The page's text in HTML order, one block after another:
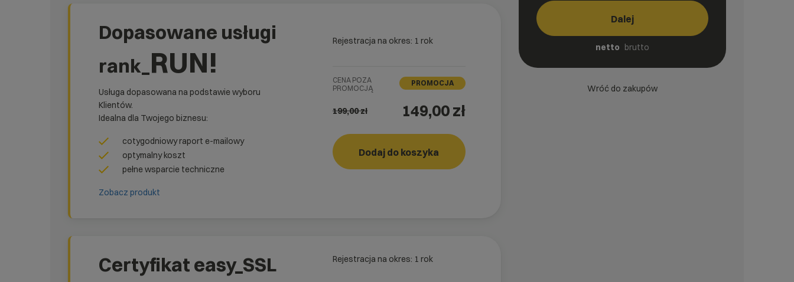
Dopasowane usługi
rank_ RUN!
Usługa dopasowana na podstawie wyboru
Klientów.
Idealna dla Twojego biznesu:
cotygodniowy raport e-mailowy
optymalny koszt
pełne wsparcie techniczne
Zobacz produkt
Rejestracja na okres: 1 rok
CENA POZA
PROMOCJĄ
PROMOCJA
199,00zł 149,00 zł
Dodaj do koszyka rank_RUN!
Certyfikat easy_SSL Rejestracja na okres: 1 rok
Dalej
netto brutto
Wróć do zakupów